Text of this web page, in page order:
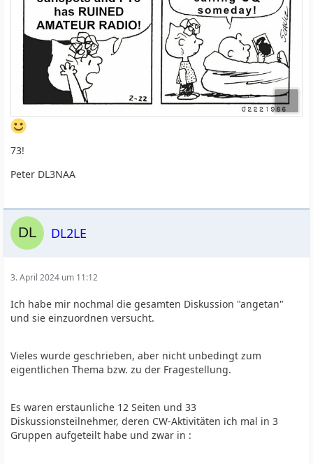
73!
Peter DL3NAA
DL2LE
3. April 2024 um 11:12
Ich habe mir nochmal die gesamten Diskussion "angetan"
und sie einzuordnen versucht.
Vieles wurde geschrieben, aber nicht unbedingt zum
eigentlichen Thema bzw. zu der Fragestellung.
Es waren erstaunliche 12 Seiten und 33
Diskussionsteilnehmer, deren CW-Aktivitäten ich mal in 3
Gruppen aufgeteilt habe und zwar in :